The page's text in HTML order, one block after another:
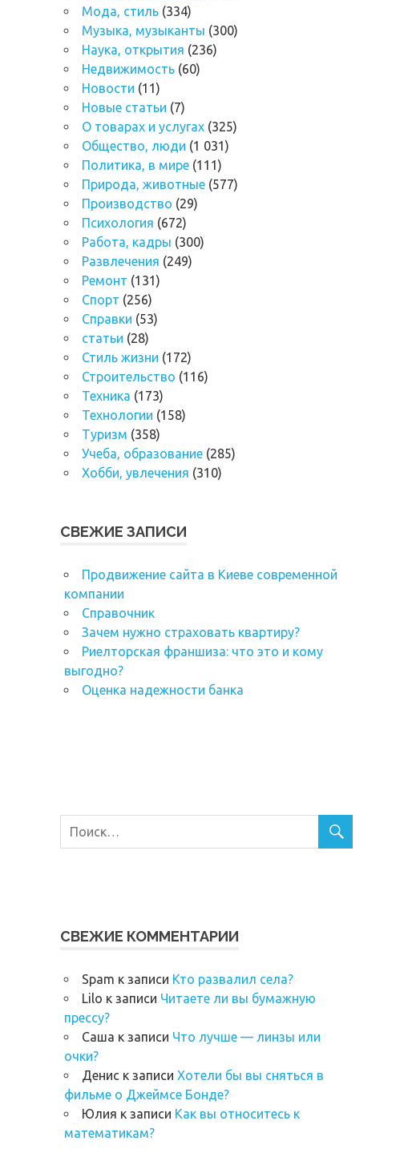
Мода, стиль (334)
Музыка, музыканты (300)
Наука, открытия (236)
Недвижимость (60)
Новости (11)
Новые статьи (7)
О товарах и услугах (325)
Общество, люди (1 031)
Политика, в мире (111)
Природа, животные (577)
Производство (29)
Психология (672)
Работа, кадры (300)
Развлечения (249)
Ремонт (131)
Спорт (256)
Справки (53)
статьи (28)
Стиль жизни (172)
Строительство (116)
Техника (173)
Технологии (158)
Туризм (358)
Учеба, образование (285)
Хобби, увлечения (310)
СВЕЖИЕ ЗАПИСИ
Продвижение сайта в Киеве современной
компании
Справочник
Зачем нужно страховать квартиру?
Риелторская франшиза: что это и кому
выгодно?
Оценка надежности банка
СВЕЖИЕ КОММЕНТАРИИ
Spam к записи Кто развалил села?
Lilo к записи Читаете ли вы бумажную
прессу?
Саша к записи Что лучше — линзы или
очки?
Денис к записи Хотели бы вы сняться в
фильме о Джеймсе Бонде?
Юлия к записи Как вы относитесь к
математикам?